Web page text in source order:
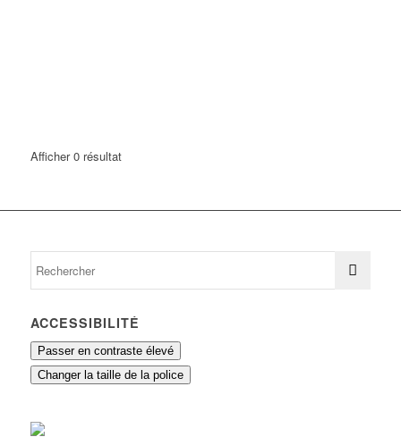
Afficher 0 résultat
ACCESSIBILITÉ
Passer en contraste élevé
Changer la taille de la police